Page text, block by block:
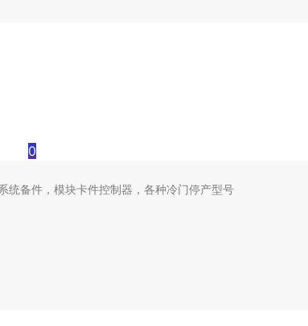
0
统备件，模块卡件控制器，各种冷门停产型号